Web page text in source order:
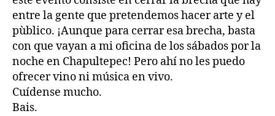
entre la gente que pretendemos hacer arte y el
pùblico. ¡Aunque para cerrar esa brecha, basta
con que vayan a mi oficina de los sábados por la
noche en Chapultepec! Pero ahí no les puedo
ofrecer vino ni música en vivo.
Cuídense mucho.
Bais.